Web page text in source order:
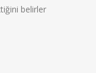
belirler